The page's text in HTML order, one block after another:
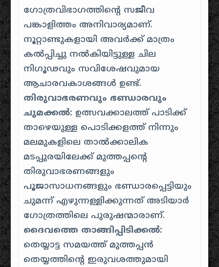
ഗോത്രവിഭാഗത്തിന്റെ സജീവ
പങ്കാളിത്തം അനിവാര്യമാണ്.
നൂറ്റാണ്ടുകളായി അവർക്ക് മാത്രം
കൽപ്പിച്ചു നൽകിയിട്ടുള്ള ചില
നിഗൂഢവും സവിശേഷവുമായ
ആചാരവകാശങ്ങൾ ഉണ്ട്.
തിരുവാഭരണവും ഭണ്ഡാരവും
ചുമക്കൽ: ഉത്സവക്കാലത്ത് പാടിക്ക്
താഴെയുള്ള പൊടിക്കളത്ത് നിന്നും
മലമുകളിലെ താൽക്കാലിക
മടപ്പുരയിലേക്ക് മുത്തപ്പന്റെ
തിരുവാഭരണങ്ങളും
പൂജാസാധനങ്ങളും ഭണ്ഡാരപ്പെട്ടിയും
ചുമന്ന് എഴുന്നള്ളിക്കുന്നത് അടിയാർ
ഗോത്രത്തിലെ പുരുഷന്മാരാണ്.
ദൈവത്തെ താങ്ങിപ്പിടിക്കൽ:
തെയ്യാട്ട സമയത്ത് മുത്തപ്പൻ
തെയ്യത്തിന്റെ ഇരുവശത്തുമായി